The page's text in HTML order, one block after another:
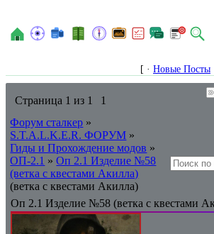
N
[ · Новые Посты
Страница 1 из 1
1
Форум сталкер »
S.T.A.L.K.E.R. ФОРУМ »
Гиды и Прохождение модов »
ОП-2.1 » Оп 2.1 Изделие №58
(ветка с квестами Акилла)
(ветка с квестами Акилла)
Оп 2.1 Изделие №58 (ветка с квестами